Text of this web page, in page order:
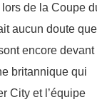
lors de la Coupe
aucun doute que
encore devant
britannique qui
City et l’équipe